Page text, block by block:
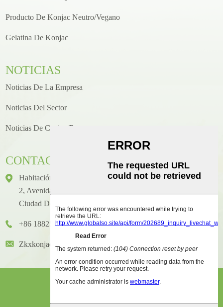
Producto De Konjac Neutro/vegano
Gelatina De Konjac
NOTICIAS
Noticias De La Empresa
Noticias Del Sector
Noticias De Cocina/recetas
CONTACTO
Habitación 1416, Piso 14, Edificio Internacional Junhao, N.°
2, Avenida Chenjiang Zhongkai, Distrito De Huicheng,
Ciudad De Huizhou
+86 18825458362
Zkxkonjac@hzzkx.com